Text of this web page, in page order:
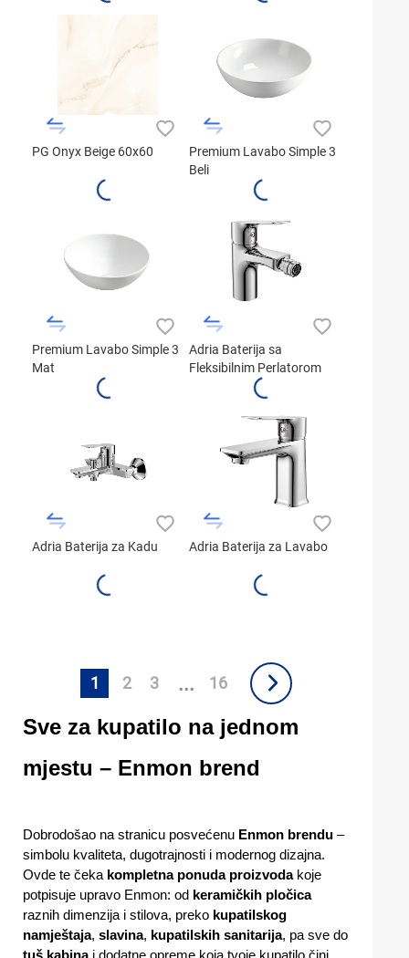
PG Onyx Beige 60x60
Premium Lavabo Simple 3
Beli
Premium Lavabo Simple 3
Mat
Adria Baterija sa
Fleksibilnim Perlatorom
Adria Baterija za Kadu Adria Baterija za Lavabo
1 2 3 ... 16
Sve za kupatilo na jednom
mjestu – Enmon brend
Dobrodošao na stranicu posvećenu Enmon brendu –
simbolu kvaliteta, dugotrajnosti i modernog dizajna.
Ovde te čeka kompletna ponuda proizvodakoje
potpisuje upravo Enmon: od keramičkih pločica
raznih dimenzija i stilova, preko kupatilskog
namještaja, slavina, kupatilskih sanitarija, pa sve do
tuš kabinai dodatne opreme koja tvoje kupatilo čini